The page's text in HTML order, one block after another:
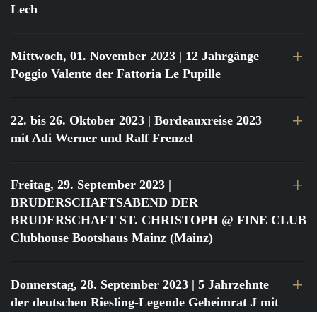
Lech
Mittwoch, 01. November 2023 | 12 Jahrgänge
Poggio Valente der Fattoria Le Pupille
22. bis 26. Oktober 2023 | Bordeauxreise 2023
mit Adi Werner und Ralf Frenzel
Freitag, 29. September 2023 |
BRUDERSCHAFTSABEND DER
BRUDERSCHAFT ST. CHRISTOPH @ FINE CLUB
Clubhouse Bootshaus Mainz (Mainz)
Donnerstag, 28. September 2023 | 5 Jahrzehnte
der deutschen Riesling-Legende Geheimrat J mit